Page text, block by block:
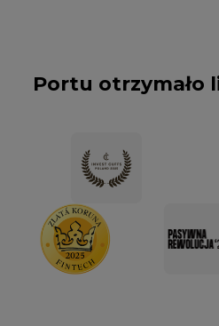
Portu otrzymało